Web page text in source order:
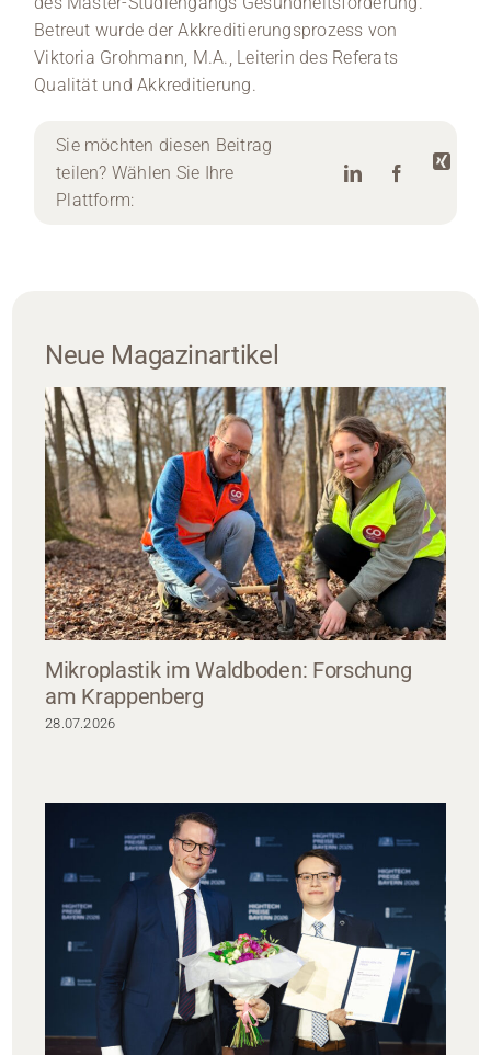
Betreut wurde der Akkreditierungsprozess von
Viktoria Grohmann, M.A., Leiterin des Referats
Qualität und Akkreditierung.
Sie möchten diesen Beitrag
teilen? Wählen Sie Ihre
Plattform:
Neue Magazinartikel
Mikroplastik im Waldboden: Forschung
am Krappenberg
28.07.2026